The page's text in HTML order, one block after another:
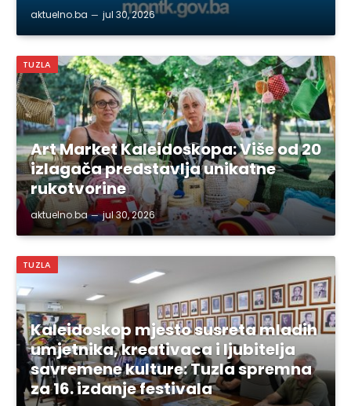
aktuelno.ba jul 30, 2026
TUZLA
Art Market Kaleidoskopa: Više od 20
izlagača predstavlja unikatne
rukotvorine
aktuelno.ba jul 30, 2026
TUZLA
Kaleidoskop mjesto susreta mladih
umjetnika, kreativaca i ljubitelja
savremene kulture: Tuzla spremna
za 16. izdanje festivala